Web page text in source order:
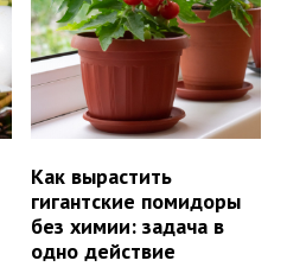
Как вырастить
гигантские помидоры
без химии: задача в
одно действие